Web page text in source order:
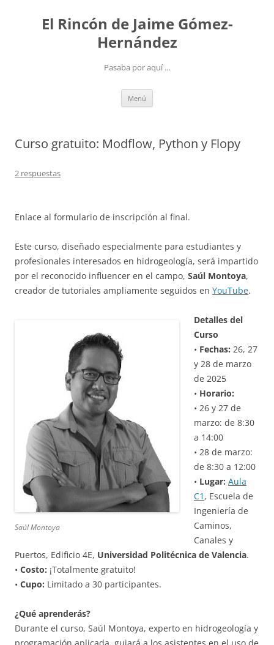
contenidoEl Rincón de Jaime Gómez-
Hernández
Pasaba por aquí …
Menú
Curso gratuito: Modflow, Python y Flopy
2 respuestas
Enlace al formulario de inscripción al final.
Este curso, diseñado especialmente para estudiantes y
profesionales interesados en hidrogeología, será impartido
por el reconocido influencer en el campo, Saúl Montoya,
creador de tutoriales ampliamente seguidos en YouTube.
Saúl Montoya
Detalles del
Curso
• Fechas: 26, 27
y 28 de marzo
de 2025
• Horario:
• 26 y 27 de
marzo: de 8:30
a 14:00
• 28 de marzo:
de 8:30 a 12:00
• Lugar: Aula
C1 , Escuela de
Ingeniería de
Caminos,
Canales y
Puertos, Edificio 4E, Universidad Politécnica de Valencia.
• Costo: ¡Totalmente gratuito!
• Cupo: Limitado a 30 participantes.
¿Qué aprenderás?
Durante el curso, Saúl Montoya, experto en hidrogeología y